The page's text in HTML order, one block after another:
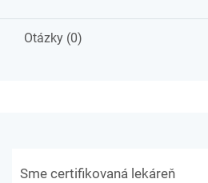
Otázky (0)
Sme certifikovaná lekáreň